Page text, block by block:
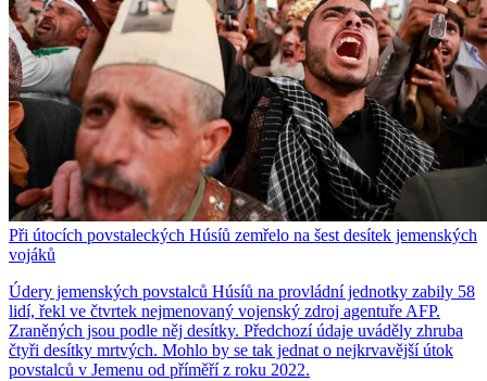
Při útocích povstaleckých Húsíů zemřelo na šest desítek jemenských
vojáků
Údery jemenských povstalců Húsíů na provládní jednotky zabily 58
lidí, řekl ve čtvrtek nejmenovaný vojenský zdroj agentuře AFP.
Zraněných jsou podle něj desítky. Předchozí údaje uváděly zhruba
čtyři desítky mrtvých. Mohlo by se tak jednat o nejkrvavější útok
povstalců v Jemenu od příměří z roku 2022.